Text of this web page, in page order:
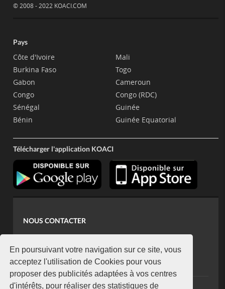
En poursuivant votre navigation sur ce site, vous
acceptez l'utilisation de Cookies pour vous
proposer des publicités adaptées à vos centres
d'intérêts, pour réaliser des statistiques de
© 2008 - 2022 KOACI.COM
Pays
Côte d'Ivoire
Burkina Faso
Gabon
Congo
Sénégal
Bénin
Mali
Togo
Cameroun
Congo (RDC)
Guinée
Guinée Equatorial
Télécharger l'application KOACI
NOUS CONTACTER
koaci@yahoo.fr
+225 07 08 85 52 93